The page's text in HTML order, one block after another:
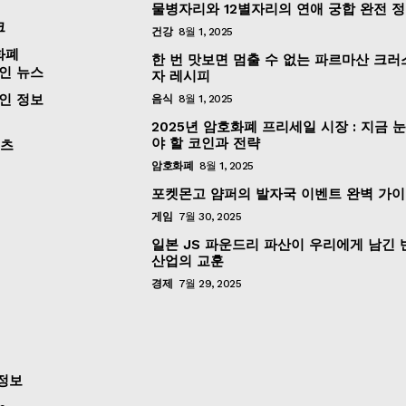
폐
뉴스
정보
보
물병자리와 12별자리의 연애 궁합 완전
건강 8월 1, 2025
한 번 맛보면 멈출 수 없는 파르마산 크러
자 레시피
음식 8월 1, 2025
2025년 암호화폐 프리세일 시장 : 지금
야 할 코인과 전략
암호화폐 8월 1, 2025
포켓몬고 얌퍼의 발자국 이벤트 완벽 가
게임 7월 30, 2025
일본 JS 파운드리 파산이 우리에게 남긴
산업의 교훈
경제 7월 29, 2025